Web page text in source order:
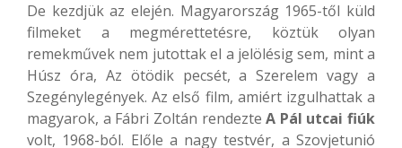
De kezdjük az elején. Magyarország 1965-től küld
filmeket a megmérettetésre, köztük olyan
remekművek nem jutottak el a jelölésig sem, mint a
Húsz óra, Az ötödik pecsét, a Szerelem vagy a
Szegénylegények. Az első film, amiért izgulhattak a
magyarok, a Fábri Zoltán rendezteA Pál utcai fiúk
volt, 1968-ból. Előle a nagy testvér, a Szovjetunió